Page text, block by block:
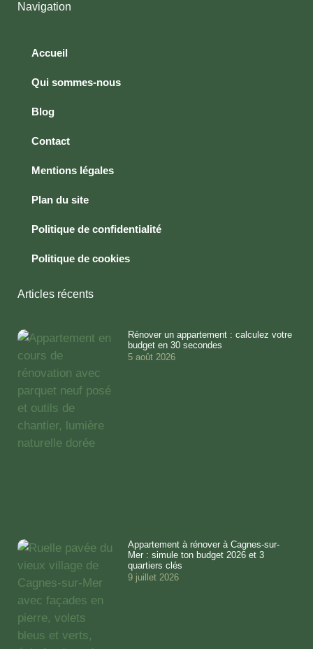
Navigation
Accueil
Qui sommes-nous
Blog
Contact
Mentions légales
Plan du site
Politique de confidentialité
Politique de cookies
Articles récents
Rénover un appartement : calculez votre
budget en 30 secondes
5 août 2026
Appartement à rénover à Cagnes-sur-
Mer : simule ton budget 2026 et 3
quartiers clés
9 juillet 2026